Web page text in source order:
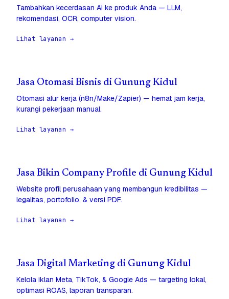
Tambahkan kecerdasan AI ke produk Anda — LLM,
rekomendasi, OCR, computer vision.
Lihat layanan →
Jasa Otomasi Bisnis di Gunung Kidul
Otomasi alur kerja (n8n/Make/Zapier) — hemat jam kerja,
kurangi pekerjaan manual.
Lihat layanan →
Jasa Bikin Company Profile di Gunung Kidul
Website profil perusahaan yang membangun kredibilitas —
legalitas, portofolio, & versi PDF.
Lihat layanan →
Jasa Digital Marketing di Gunung Kidul
Kelola iklan Meta, TikTok, & Google Ads — targeting lokal,
optimasi ROAS, laporan transparan.